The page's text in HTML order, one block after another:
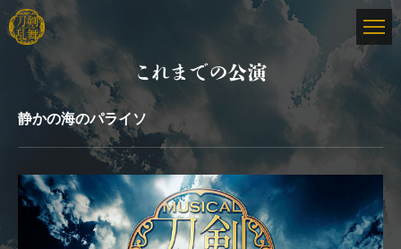
これまでの公演
静かの海のパライソ